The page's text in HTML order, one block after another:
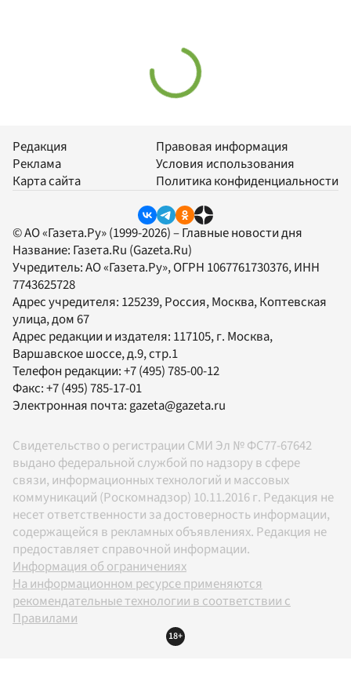
Редакция
Реклама
Карта сайта
Правовая информация
Условия использования
Политика конфиденциальности
© АО «Газета.Ру» (1999-2026) – Главные новости дня
Название: Газета.Ru (Gazeta.Ru)
Учредитель:АО «Газета.Ру», ОГРН 1067761730376, ИНН
7743625728
Адрес учредителя: 125239, Россия, Москва, Коптевская
улица, дом 67
Адрес редакции и издателя: 117105, г. Москва,
Варшавское шоссе, д.9, стр.1
Телефон редакции:+7 (495) 785-00-12
Факс:+7 (495) 785-17-01
Электронная почта:gazeta@gazeta.ru
Свидетельство о регистрации СМИ Эл № ФС77-67642
выдано федеральной службой по надзору в сфере
связи, информационных технологий и массовых
коммуникаций (Роскомнадзор) 10.11.2016 г. Редакция не
несет ответственности за достоверность информации,
содержащейся в рекламных объявлениях. Редакция не
предоставляет справочной информации.
Информация об ограничениях
На информационном ресурсе применяются
рекомендательные технологии в соответствии с
Правилами
18+